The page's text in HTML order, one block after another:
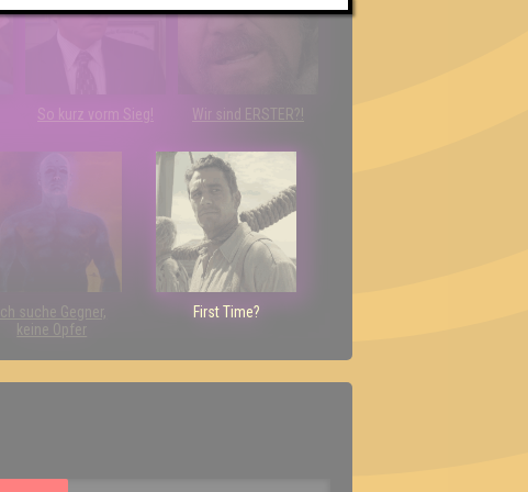
So kurz vorm Sieg! Wir sind ERSTER?!
Ich suche Gegner,
keine Opfer
First Time?